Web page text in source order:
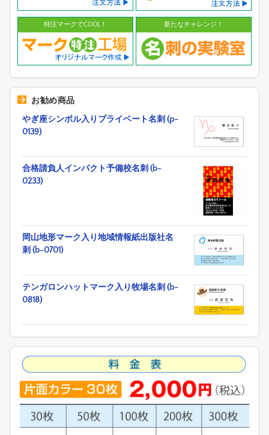
特注マークでCOOL！ 新たなチャレンジ！
お勧め商品
やぎ座シンボル入りプライベート名刺 (p-
0139)
合格請負人インパクト予備校名刺 (b-
0233)
岡山地形マーク入り地域情報紙出版社名
刺 (b-0701)
テンガロンハットマーク入り牧場名刺 (b-
0818)